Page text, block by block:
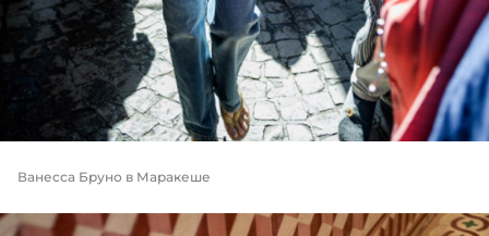
Ванесса Бруно в Маракеше